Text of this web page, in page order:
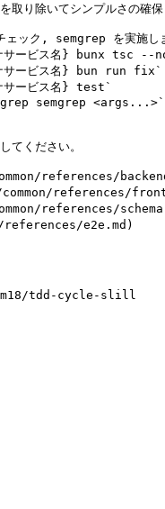
取り除いてシンプルさの確保
ク, semgrep を実施しま
ービス名} bunx tsc --
ービス名} bun run fix`
ービス名} test`
semgrep <args...>`
てください。
references/
common/references/
references/
references/e2e.md)
tdd-cycle-slill